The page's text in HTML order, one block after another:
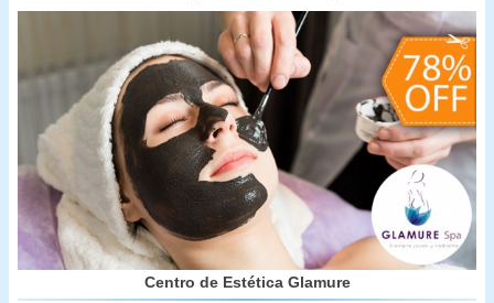
Centro de Estética Glamure